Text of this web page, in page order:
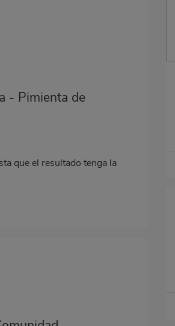
- Pimienta de
que el resultado tenga la